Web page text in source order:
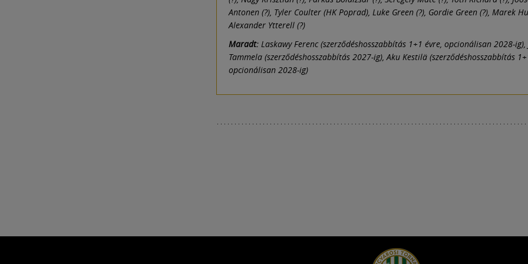
Antonen (?), Tyler Coulter (HK Poprad), Luke Green (?), Gordie Green (?), Marek
Alexander Ytterell (?)
Maradt:Laskawy Ferenc (szerződéshosszabbítás 1+1 évre, opcionálisan 2028-ig),
Tammela (szerződéshosszabbítás 2027-ig), Aku Kestilä (szerződéshosszabbítás
opcionálisan 2028-ig)